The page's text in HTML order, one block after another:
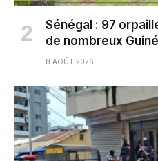
Sénégal : 97
de nombreux
8 AOÛT 2026